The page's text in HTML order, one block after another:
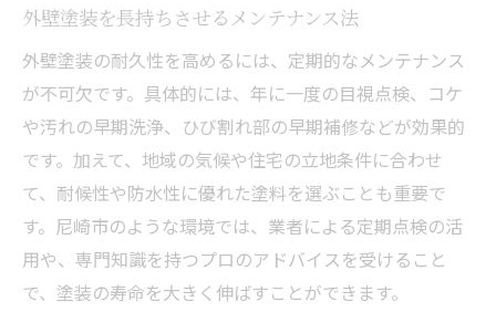
外壁塗装を長持ちさせるメンテナンス法
外壁塗装の耐久性を高めるには、定期的なメンテナンス
が不可欠です。具体的には、年に一度の目視点検、コケ
や汚れの早期洗浄、ひび割れ部の早期補修などが効果的
です。加えて、地域の気候や住宅の立地条件に合わせ
て、耐候性や防水性に優れた塗料を選ぶことも重要で
す。尼崎市のような環境では、業者による定期点検の活
用や、専門知識を持つプロのアドバイスを受けること
で、塗装の寿命を大きく伸ばすことができます。